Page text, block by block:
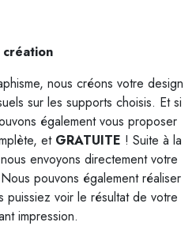
création
nous créons votre design
sur les supports choisis. Et si
également vous proposer
et GRATUITE ! Suite à la
envoyons directement votre
pouvons également réaliser
puissiez voir le résultat de votre
impression.